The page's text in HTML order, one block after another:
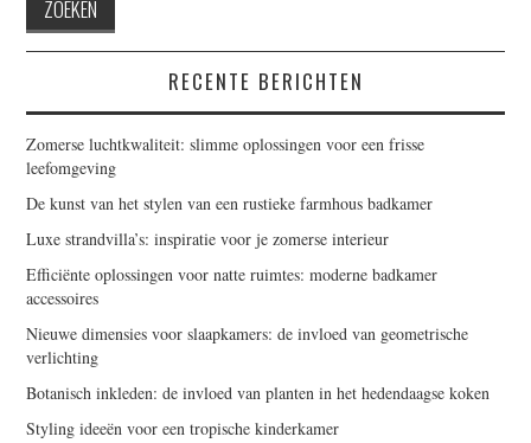
RECENTE BERICHTEN
Zomerse luchtkwaliteit: slimme oplossingen voor een frisse
leefomgeving
De kunst van het stylen van een rustieke farmhous badkamer
Luxe strandvilla’s: inspiratie voor je zomerse interieur
Efficiënte oplossingen voor natte ruimtes: moderne badkamer
accessoires
Nieuwe dimensies voor slaapkamers: de invloed van geometrische
verlichting
Botanisch inkleden: de invloed van planten in het hedendaagse koken
Styling ideeën voor een tropische kinderkamer